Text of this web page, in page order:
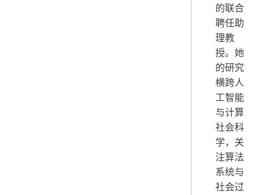
的联合
聘任助
理教
授。她
的研究
横跨人
工智能
与计算
社会科
学，关
注算法
系统与
社会过